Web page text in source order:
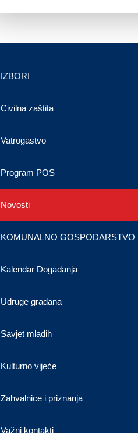
IZBORI
Civilna zaštita
Vatrogastvo
Program POS
Novosti
KOMUNALNO GOSPODARSTVO
Kalendar Događanja
Udruge građana
Savjet mladih
Kulturno vijeće
Zahvalnice i priznanja
Važni kontakti